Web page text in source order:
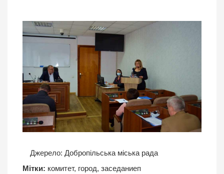
Джерело: Добропільська міська рада
Мітки: комитет, город, заседаниеп